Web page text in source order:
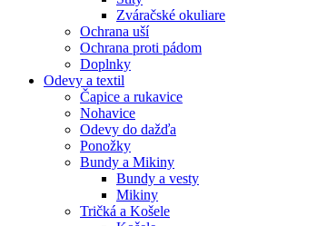
Zváračské okuliare
Ochrana uší
Ochrana proti pádom
Doplnky
Odevy a textil
Čapice a rukavice
Nohavice
Odevy do dažďa
Ponožky
Bundy a Mikiny
Bundy a vesty
Mikiny
Tričká a Košele